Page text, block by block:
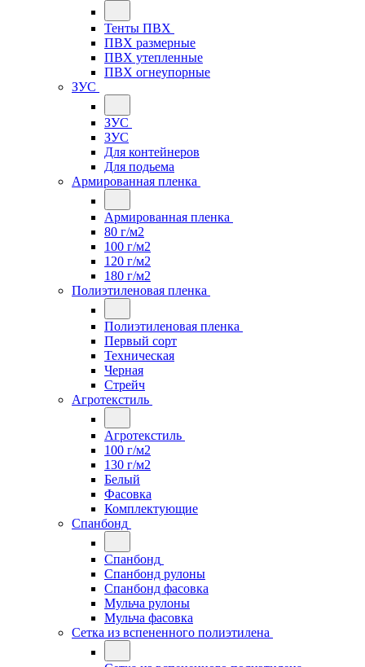
Тенты ПВХ
ПВХ размерные
ПВХ утепленные
ПВХ огнеупорные
ЗУС
ЗУС
ЗУС
Для контейнеров
Для подьема
Армированная пленка
Армированная пленка
80 г/м2
100 г/м2
120 г/м2
180 г/м2
Полиэтиленовая пленка
Полиэтиленовая пленка
Первый сорт
Техническая
Черная
Стрейч
Агротекстиль
Агротекстиль
100 г/м2
130 г/м2
Белый
Фасовка
Комплектующие
Спанбонд
Спанбонд
Спанбонд рулоны
Спанбонд фасовка
Мульча рулоны
Мульча фасовка
Сетка из вспененного полиэтилена